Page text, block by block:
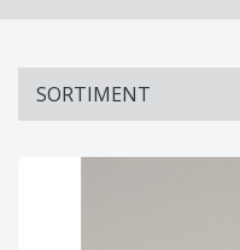
SORTIMENT